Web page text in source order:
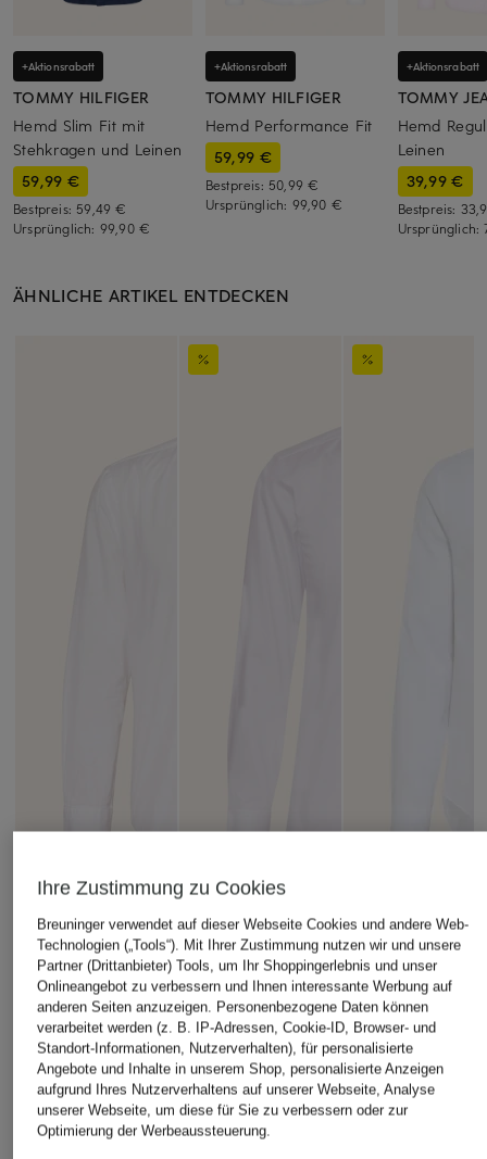
+Aktionsrabatt
TOMMY HILFIGER
Hemd Slim Fit mit
Stehkragen und Leinen
59,99 €
Bestpreis: 59,49 €
Ursprünglich: 99,90 €
+Aktionsrabatt
TOMMY HILFIGER
Hemd Performance Fit
59,99 €
Bestpreis: 50,99 €
Ursprünglich: 99,90 €
+Aktionsrabatt
TOMMY
Hemd
Leinen
39,99 €
Bestpreis:
Ursprünglich:
ÄHNLICHE ARTIKEL ENTDECKEN
TOMMY HILFIGER
Hemd Regular Fit
79,90 €
+Aktionsrabatt
BOSS
Hemd H-HANK Slim
Fit
97,99 €
Bestpreis:83,29 €
+Aktionsrabatt
EMPORIO ARMANI
Hemd Comfort Fit
mit Leinen
216,99 €
Ihre Zustimmung zu Cookies
Breuninger verwendet auf dieser Webseite Cookies und andere Web-
Technologien („Tools“). Mit Ihrer Zustimmung nutzen wir und unsere
Partner (Drittanbieter) Tools, um Ihr Shoppingerlebnis und unser
Onlineangebot zu verbessern und Ihnen interessante Werbung auf
anderen Seiten anzuzeigen. Personenbezogene Daten können
verarbeitet werden (z. B. IP-Adressen, Cookie-ID, Browser- und
Standort-Informationen, Nutzerverhalten), für personalisierte
Angebote und Inhalte in unserem Shop, personalisierte Anzeigen
aufgrund Ihres Nutzerverhaltens auf unserer Webseite, Analyse
unserer Webseite, um diese für Sie zu verbessern oder zur
Optimierung der Werbeaussteuerung.